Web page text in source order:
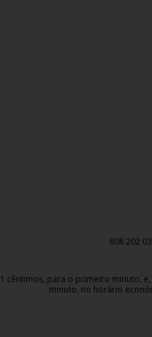
808 202
cêntimos, para o primeiro minuto,
minuto, no horário